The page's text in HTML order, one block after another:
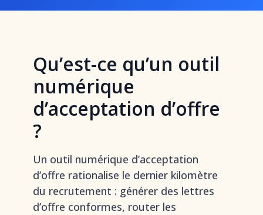
Qu’est-ce qu’un outil
numérique
d’acceptation d’offre
?
Un outil numérique d’acceptation
d’offre rationalise le dernier kilomètre
du recrutement : générer des lettres
d’offre conformes, router les